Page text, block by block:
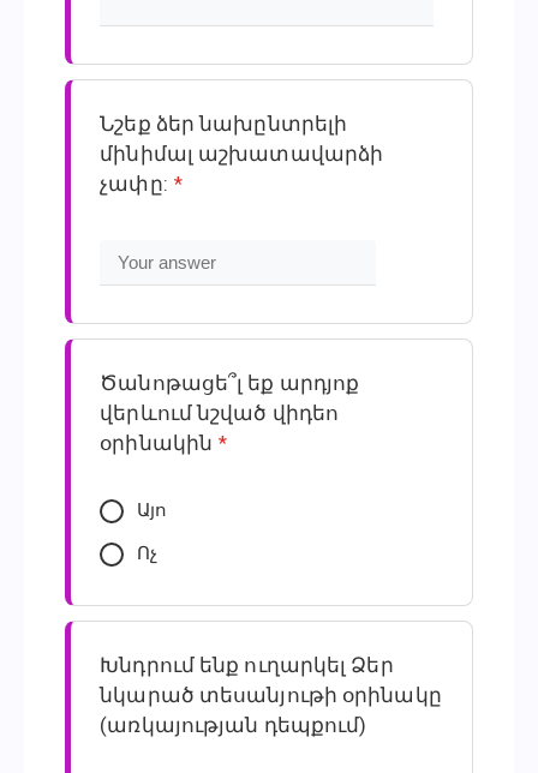
Նշեք ձեր նախընտրելի
մինիմալ աշխատավարձի
չափը: *
Ծանոթացե՞լ եք արդյոք
վերևում նշված վիդեո
օրինակին *
Այո
Ոչ
Խնդրում ենք ուղարկել Ձեր
նկարած տեսանյութի օրինակը
(առկայության դեպքում)